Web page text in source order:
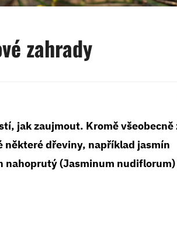
zahrady
jak zaujmout. Kromě všeobecně
některé dřeviny, například jasmín
nahoprutý (Jasminum nudiflorum)